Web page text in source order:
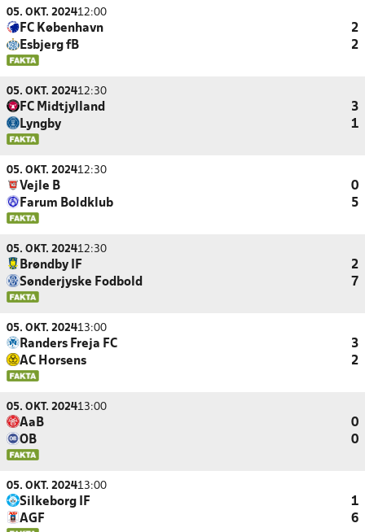
05. OKT. 202412:00
FC København
2
Esbjerg fB
2
05. OKT. 202412:30
FC Midtjylland
3
Lyngby
1
05. OKT. 202412:30
Vejle B
0
Farum Boldklub
5
05. OKT. 202412:30
Brøndby IF
2
Sønderjyske Fodbold
7
05. OKT. 202413:00
Randers Freja FC
3
AC Horsens
2
05. OKT. 202413:00
AaB
0
OB
0
05. OKT. 202413:00
Silkeborg IF
1
AGF
6